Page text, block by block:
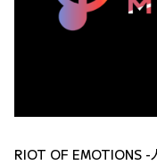
RIOT OF EMOTIONS -